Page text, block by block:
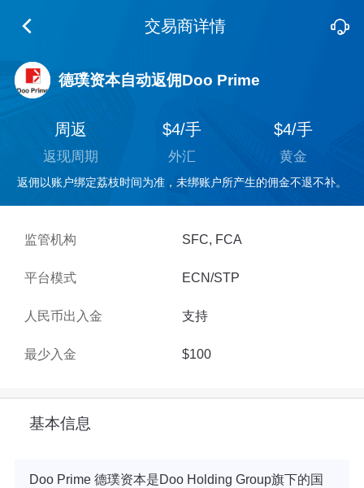
交易商详情
德璞资本自动返佣Doo Prime
周返
返现周期
$4/手
外汇
$4/手
黄金
返佣以账户绑定荔枝时间为准，未绑账户所产生的佣金不退不补。
监管机构 SFC, FCA
平台模式 ECN/STP
人民币出入金 支持
最少入金 $100
基本信息
Doo Prime 德璞资本是Doo Holding Group旗下的国